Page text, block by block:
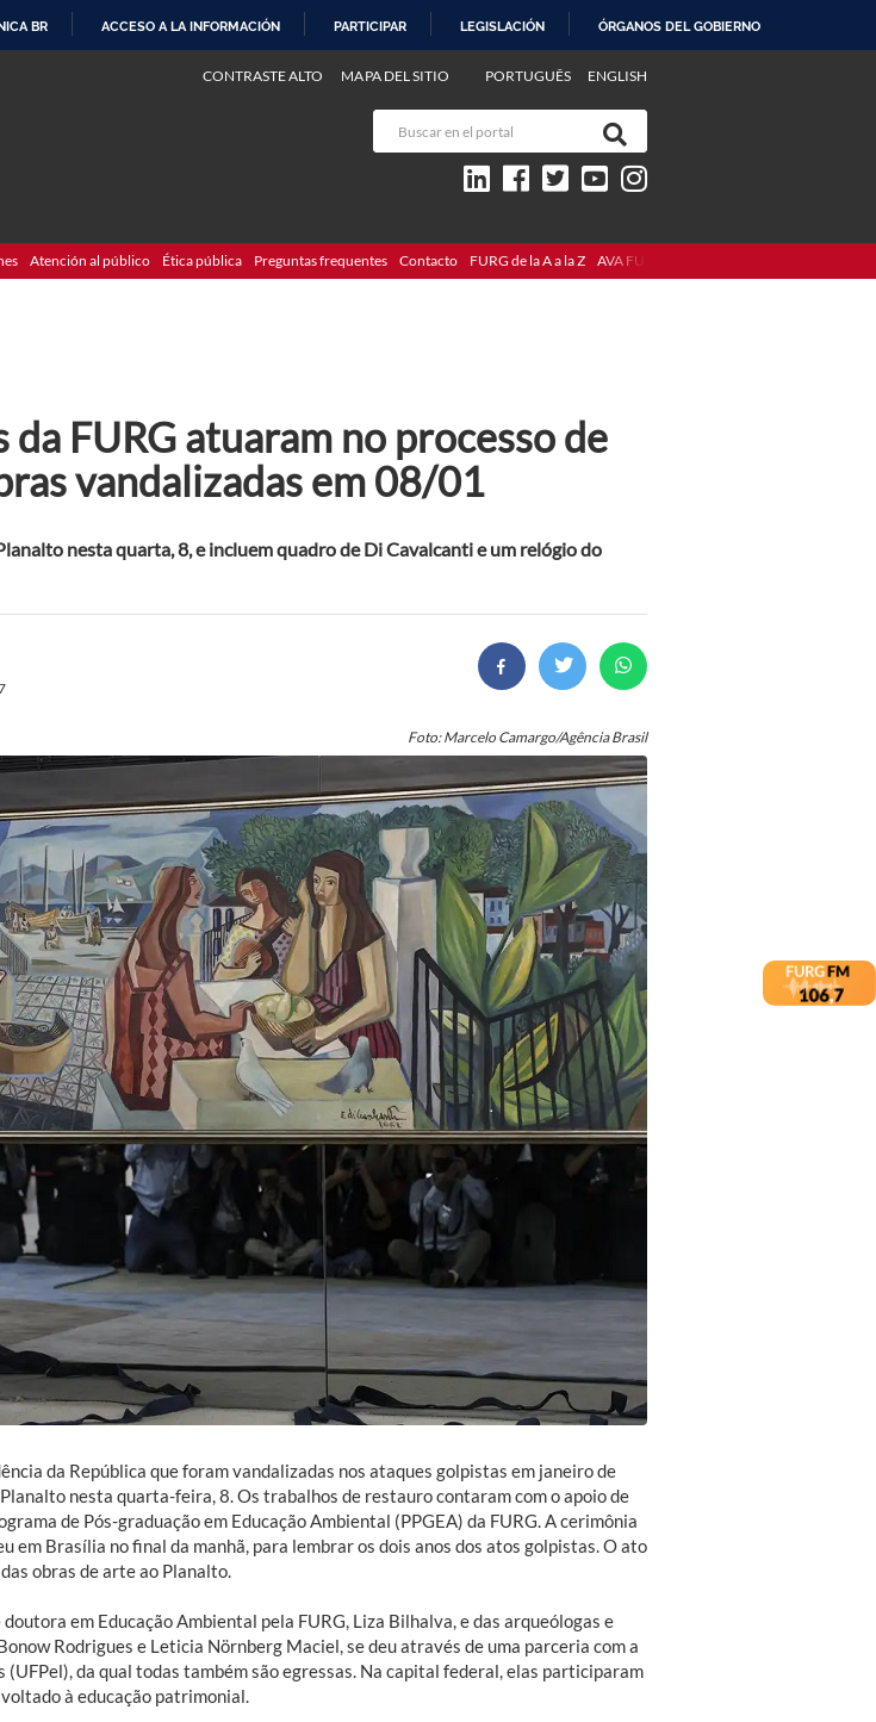
BR ACCESO A LA INFORMACIÓN PARTICIPAR LEGISLACIÓN ÓRGANOS DEL GOBIERNO
PORTUGUÊS ENGLISH
CONTRASTE ALTO MAPA DEL SITIO
Atención al público Ética pública Preguntas frequentes Contacto FURG de la A a la Z AVA FURG
da FURG atuaram no processo de
vandalizadas em 08/01
nesta quarta, 8, e incluem quadro de Di Cavalcanti e um relógio do
Foto: Marcelo Camargo/Agência Brasil
da República que foram vandalizadas nos ataques golpistas em janeiro de
nesta quarta-feira, 8. Os trabalhos de restauro contaram com o apoio de
de Pós-graduação em Educação Ambiental (PPGEA) da FURG. A cerimônia
em Brasília no final da manhã, para lembrar os dois anos dos atos golpistas. O ato
obras de arte ao Planalto.
em Educação Ambiental pela FURG, Liza Bilhalva, e das arqueólogas e
Rodrigues e Leticia Nörnberg Maciel, se deu através de uma parceria com a
(UFPel), da qual todas também são egressas. Na capital federal, elas participaram
à educação patrimonial.